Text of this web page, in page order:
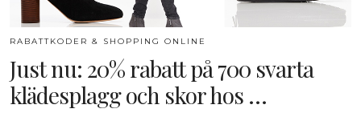
RABATTKODER & SHOPPING ONLINE
Just nu: 20% rabatt på 700 svarta
klädesplagg och skor hos …